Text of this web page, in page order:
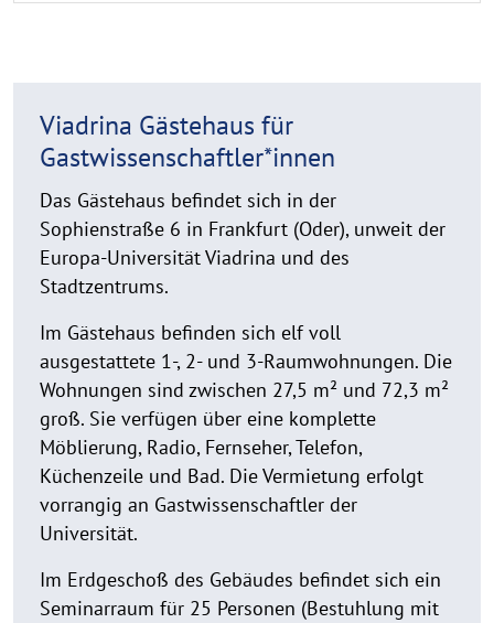
Gästehaus
Viadrina Gästehaus für
Gastwissenschaftler*innen
Das Gästehaus befindet sich in der
Sophienstraße 6 in Frankfurt (Oder), unweit der
Europa-Universität Viadrina und des
Stadtzentrums.
Im Gästehaus befinden sich elf voll
ausgestattete 1-, 2- und 3-Raumwohnungen. Die
Wohnungen sind zwischen 27,5 m² und 72,3 m²
groß. Sie verfügen über eine komplette
Möblierung, Radio, Fernseher, Telefon,
Küchenzeile und Bad. Die Vermietung erfolgt
vorrangig an Gastwissenschaftler der
Universität.
Im Erdgeschoß des Gebäudes befindet sich ein
Seminarraum für 25 Personen (Bestuhlung mit